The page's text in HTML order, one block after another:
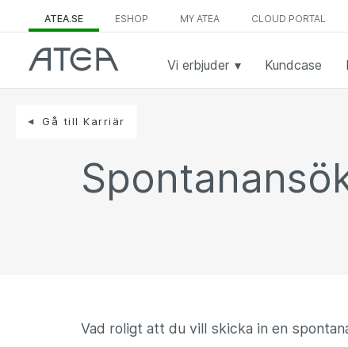
ATEA.SE ESHOP MY ATEA CLOUD PORTAL
Vi erbjuder Kundcase
Gå till Karriär
Vad roligt att du vill skicka in en